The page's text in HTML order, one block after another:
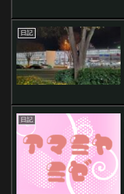
日記
日記